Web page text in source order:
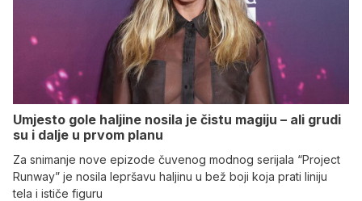
Umjesto gole haljine nosila je čistu magiju – ali grudi
su i dalje u prvom planu
Za snimanje nove epizode čuvenog modnog serijala “Project
Runway” je nosila lepršavu haljinu u bež boji koja prati liniju
tela i ističe figuru